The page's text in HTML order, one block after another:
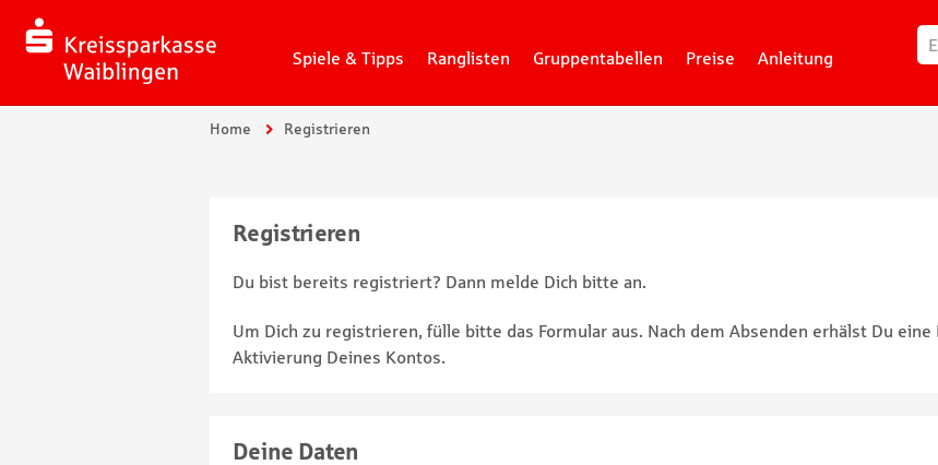
Spiele & Tipps Ranglisten Gruppentabellen Preise Anleitung
Home Registrieren
Registrieren
Du bist bereits registriert? Dann melde Dich bitte an.
Um Dich zu registrieren, fülle bitte das Formular aus. Nach dem Absenden erhälst Du
Aktivierung Deines Kontos.
Deine Daten